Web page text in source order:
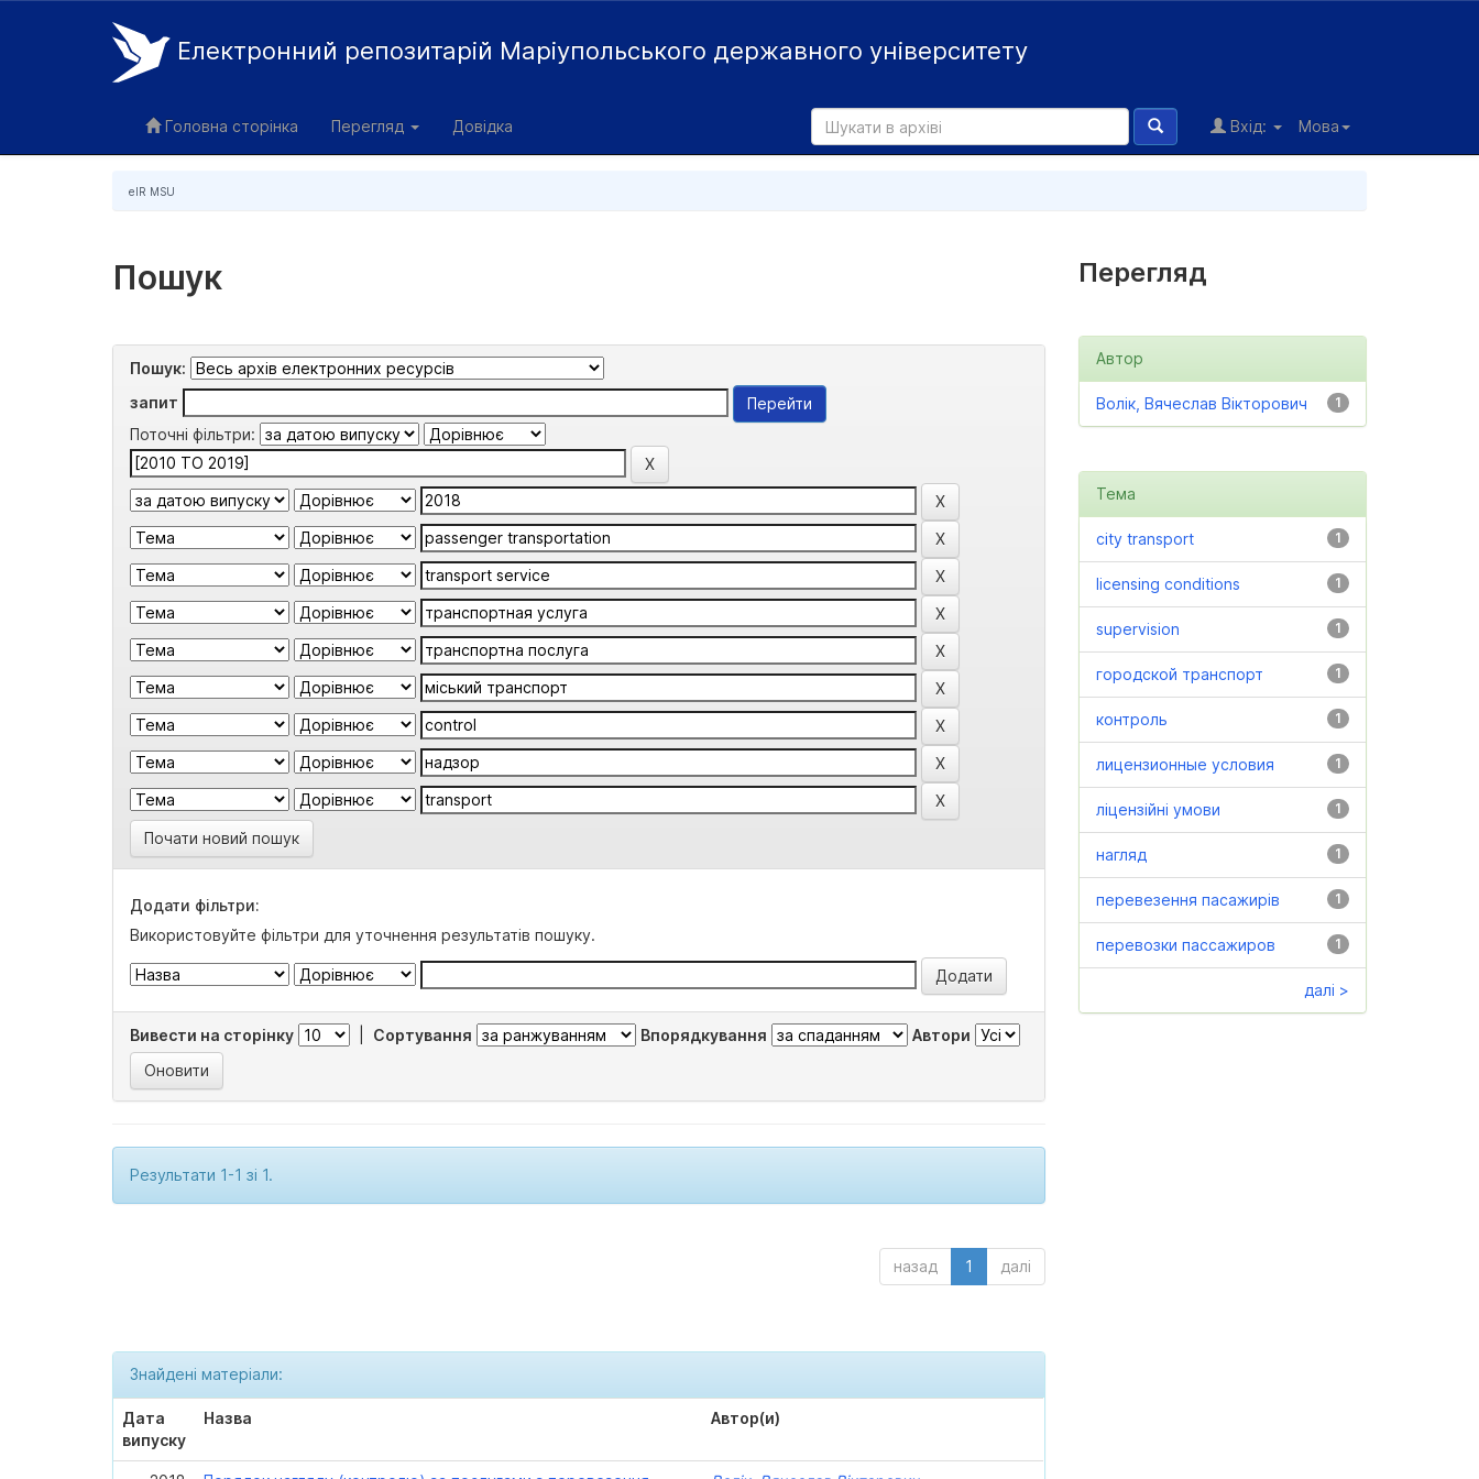
Електронний репозитарій Маріупольського державного університету
Головна сторінка Перегляд Довідка Мова
Вхід:
eIR MSU
Пошук
Пошук:
запит
Поточні фільтри:
Почати новий пошук
Додати фільтри:
Використовуйте фільтри для уточнення результатів пошуку.
Вивести на сторінку Сортування Впорядкування Автори
Результати 1-1 зі 1.
назад 1 далі
Знайдені матеріали:
Дата
випуску
Назва Автор(и)
Перегляд
Автор
1
Волік, Вячеслав Вікторович
Тема
1
city transport
1
licensing conditions
1
supervision
1
городской транспорт
1
контроль
1
лицензионные условия
1
ліцензійні умови
1
нагляд
1
перевезення пасажирів
1
перевозки пассажиров
далі >